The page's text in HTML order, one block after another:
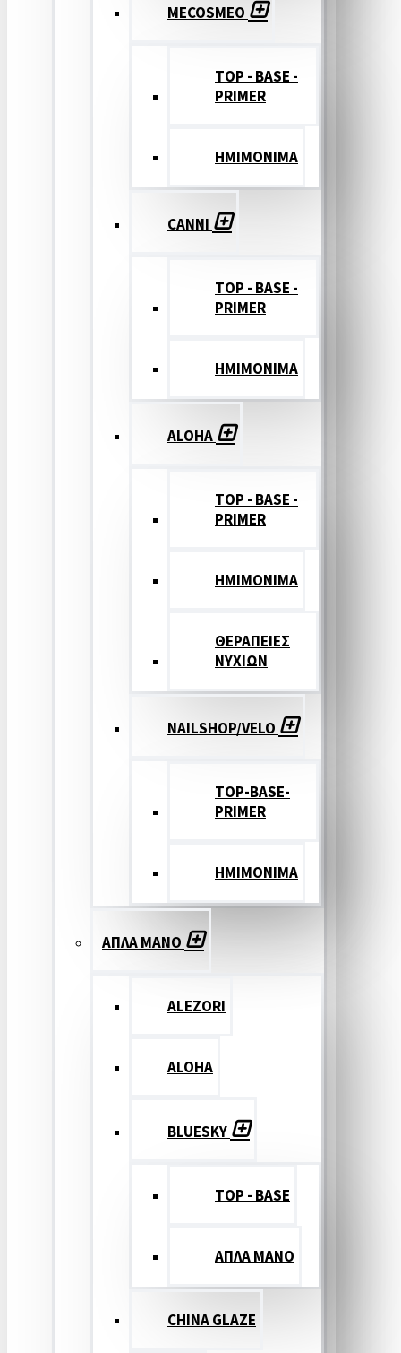
MECOSMEO
TOP - BASE -
PRIMER
ΗΜΙΜΟΝΙΜΑ
CANNI
TOP - BASE -
PRIMER
ΗΜΙΜΟΝΙΜΑ
ALOHA
TOP - BASE -
PRIMER
ΗΜΙΜΟΝΙΜΑ
ΘΕΡΑΠΕΙΕΣ
ΝΥΧΙΩΝ
NAILSHOP/VELO
TOP-BASE-
PRIMER
ΗΜΙΜΟΝΙΜΑ
ΑΠΛΑ ΜΑΝΟ
ALEZORI
ALOHA
BLUESKY
TOP - BASE
ΑΠΛΑ ΜΑΝΟ
CHINA GLAZE